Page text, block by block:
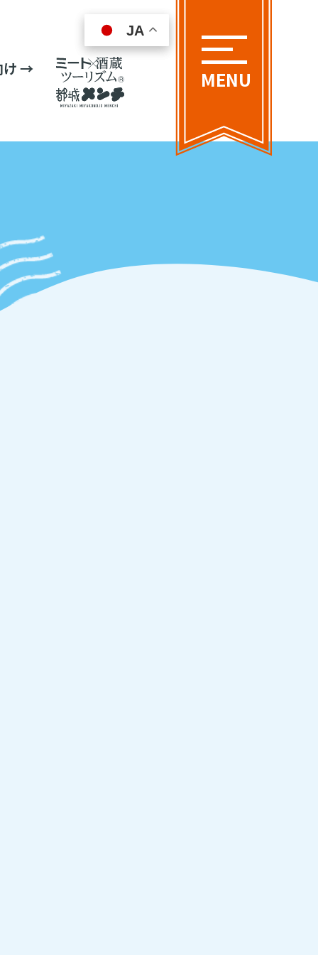
JA
JA
け →
MENU